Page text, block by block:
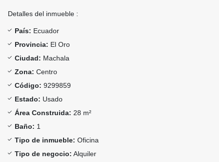
Detalles del inmueble :
País: Ecuador
Provincia: El Oro
Ciudad: Machala
Zona: Centro
Código: 9299859
Estado: Usado
Área Construida: 28 m²
Baño: 1
Tipo de inmueble: Oficina
Tipo de negocio: Alquiler